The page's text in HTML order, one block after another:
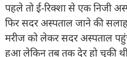
पहले तो ई-रिक्शा से एक निजी
फिर सदर अस्पताल जाने की
मरीज को लेकर सदर अस्पताल
हुआ लेकिन तब तक देर हो चुकी